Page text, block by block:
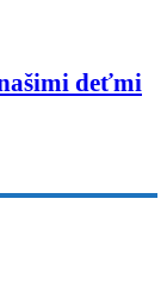
deťmi